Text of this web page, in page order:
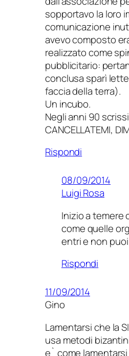
sopportavo la loro
comunicazione
avevo composto
realizzato come
pubblicitario:
conclusa sparì
faccia della terra).
Un incubo.
Negli anni 90
CANCELLATEMI,
Rispondi
08/09/2014
Luigi Rosa
Inizio a temere
come quelle
entri e non puoi
Rispondi
11/09/2014
Gino
Lamentarsi che la
usa metodi
e` come